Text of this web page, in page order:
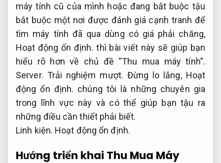
máy tính cũ của mình hoặc đang bắt buộc tậu
bắt buộc một nơi được đánh giá cạnh tranh để
tìm máy tính đã qua dùng có giá phải chăng,
Hoạt động ổn định. thì bài viết này sẽ giúp bạn
hiểu rõ hơn về chủ đề “Thu mua máy tính”.
Server. Trải nghiệm mượt. Đừng lo lắng, Hoạt
động ổn định. chúng tôi là những chuyên gia
trong lĩnh vực này và có thể giúp bạn tậu ra
những điều cần thiết phải biết.
Linh kiện. Hoạt động ổn định.
Hướng triển khai Thu Mua Máy